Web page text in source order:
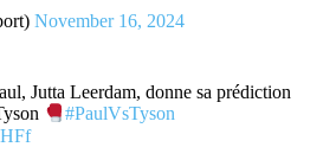
November 16, 2024
Jutta Leerdam, donne sa prédiction
#PaulVsTyson